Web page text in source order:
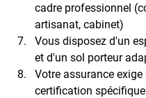
cadre professionnel
artisanat, cabinet)
Vous disposez d'un
et d'un sol porteur
Votre assurance exige
certification spécifique